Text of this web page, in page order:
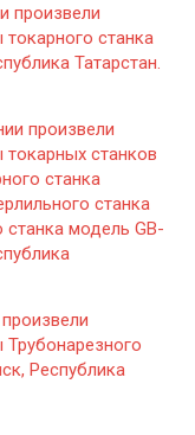
произвели
станка
Татарстан.
произвели
станков
станка
станка
модель GB-
Республика